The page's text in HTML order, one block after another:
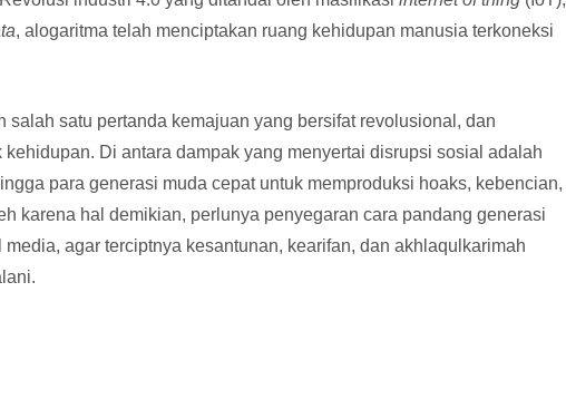
, alogaritma telah menciptakan ruang kehidupan manusia terkoneksi
satu pertanda kemajuan yang bersifat revolusional, dan
Di antara dampak yang menyertai disrupsi sosial adalah
para generasi muda cepat untuk memproduksi hoaks, kebencian,
karena hal demikian, perlunya penyegaran cara pandang generasi
agar terciptnya kesantunan, kearifan, dan akhlaqulkarimah